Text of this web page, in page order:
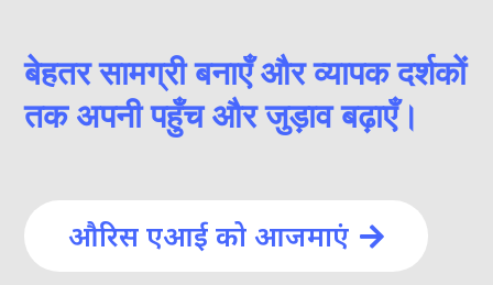
बेहतर सामग्री बनाएँ और व्यापक दर्शकों
तक अपनी पहुँच और जुड़ाव बढ़ाएँ।
औरिस एआई को आजमाएं